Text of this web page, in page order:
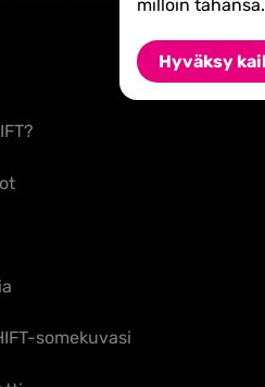
milloin tahansa.
Hyväksy
somekuvasi